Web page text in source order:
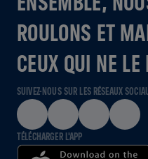
ROULONS ET
CEUX QUI NE
SUIVEZ-NOUS SUR LES RÉSEAUX
TÉLÉCHARGER L'APP